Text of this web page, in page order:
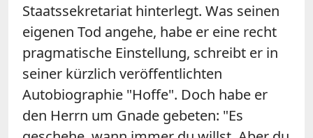
Staatssekretariat hinterlegt. Was seinen
eigenen Tod angehe, habe er eine recht
pragmatische Einstellung, schreibt er in
seiner kürzlich veröffentlichten
Autobiographie "Hoffe". Doch habe er
den Herrn um Gnade gebeten: "Es